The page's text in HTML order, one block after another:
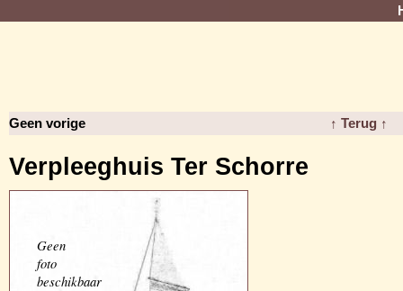
Geen vorige ↑ Terug ↑
Verpleeghuis Ter Schorre
Geen
foto
beschikbaar